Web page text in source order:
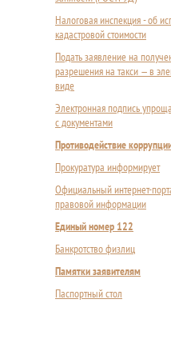
Налоговая инспекция - об
кадастровой стоимости
Подать заявление на
разрешения на такси — в
виде
Электронная подпись
с документами
Противодействие
Прокуратура информирует
Официальный интернет-
правовой информации
Единый номер 122
Банкротство физлиц
Памятки заявителям
Паспортный стол